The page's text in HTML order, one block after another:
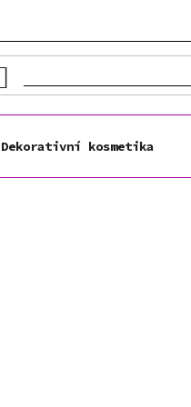
Dekorativní kosmetika